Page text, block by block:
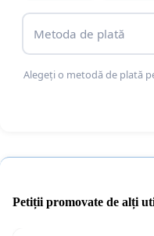
clarificare și sprijin
Vă rugăm să tratați
Metoda de plată
Alegeți o metodă de plată
Petiții promovate de alți